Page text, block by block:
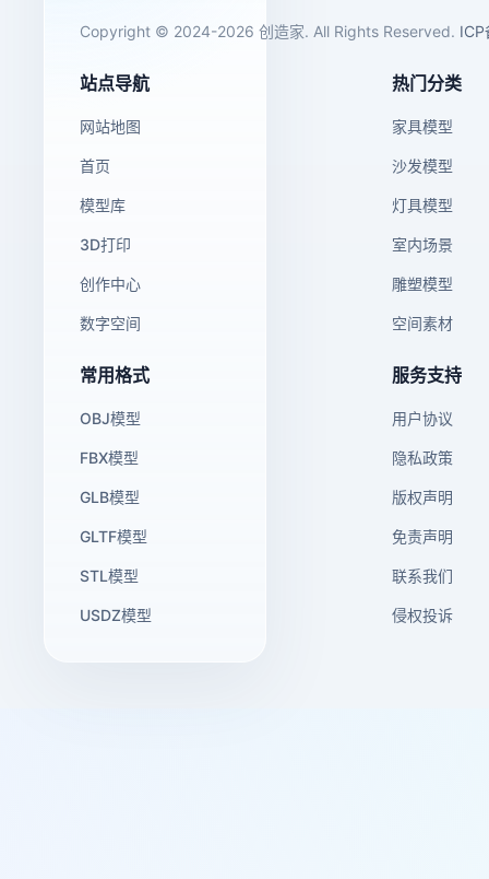
Copyright © 2024-2026 创造家. All Rights Reserved. ICP
站点导航
网站地图
首页
模型库
3D打印
创作中心
数字空间
热门分类
家具模型
沙发模型
灯具模型
室内场景
雕塑模型
空间素材
常用格式
OBJ模型
FBX模型
GLB模型
GLTF模型
STL模型
USDZ模型
服务支持
用户协议
隐私政策
版权声明
免责声明
联系我们
侵权投诉